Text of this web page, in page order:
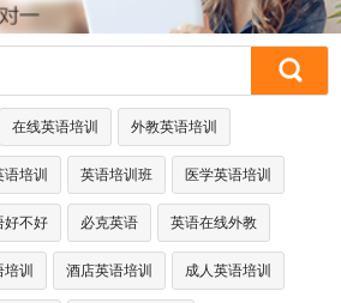
在线英语培训 外教英语培训
培训 英语培训班 医学英语培训
好不好 必克英语 英语在线外教
训 酒店英语培训 成人英语培训